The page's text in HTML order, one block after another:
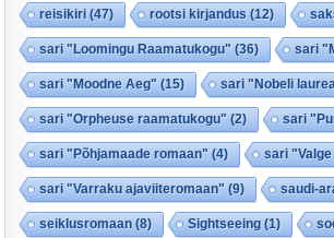
reisikiri (47) rootsi kirjandus (12)
sari "Loomingu Raamatukogu" (36) sari
sari "Moodne Aeg" (15) sari "Nobeli
sari "Orpheuse raamatukogu" (2) sari
sari "Põhjamaade romaan" (4) sari
sari "Varraku ajaviiteromaan" (9) saudi-
seiklusromaan (8) Sightseeing (1)